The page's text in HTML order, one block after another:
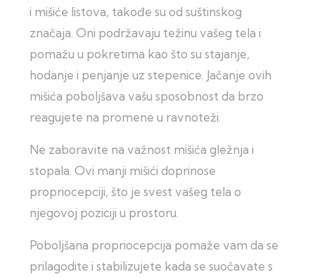
i mišiće listova, takođe su od suštinskog
značaja. Oni podržavaju težinu vašeg tela i
pomažu u pokretima kao što su stajanje,
hodanje i penjanje uz stepenice. Jačanje ovih
mišića poboljšava vašu sposobnost da brzo
reagujete na promene u ravnoteži.
Ne zaboravite na važnost mišića gležnja i
stopala. Ovi manji mišići doprinose
propriocepciji, što je svest vašeg tela o
njegovoj poziciji u prostoru.
Poboljšana propriocepcija pomaže vam da se
prilagodite i stabilizujete kada se suočavate s